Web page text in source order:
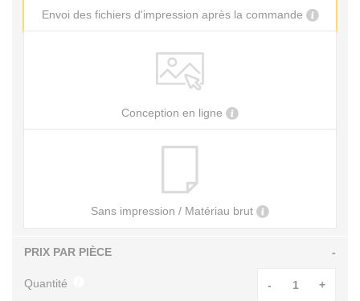
Envoi des fichiers d'impression après la commande
Conception en ligne
Sans impression / Matériau brut
PRIX PAR PIÈCE -
Quantité - +